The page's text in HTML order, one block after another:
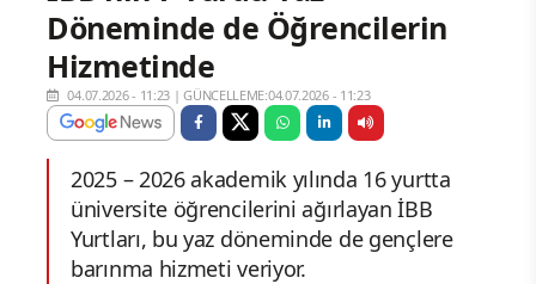
Döneminde de Öğrencilerin
Hizmetinde
04.07.2026 - 11:23 |GÜNCELLEME:04.07.2026 - 11:23
2025 – 2026 akademik yılında 16 yurtta
üniversite öğrencilerini ağırlayan İBB
Yurtları, bu yaz döneminde de gençlere
barınma hizmeti veriyor.